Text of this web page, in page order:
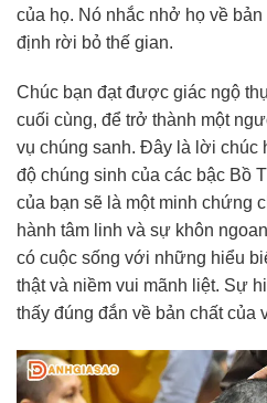
của họ. Nó nhắc nhở họ về
định rời bỏ thế gian.
Chúc bạn đạt được giác ngộ
cuối cùng, để trở thành một
vụ chúng sanh. Đây là lời chúc
độ chúng sinh của các bậc Bồ
của bạn sẽ là một minh chứng
hành tâm linh và sự khôn
có cuộc sống với những hiểu
thật và niềm vui mãnh liệt. Sự
thấy đúng đắn về bản chất của